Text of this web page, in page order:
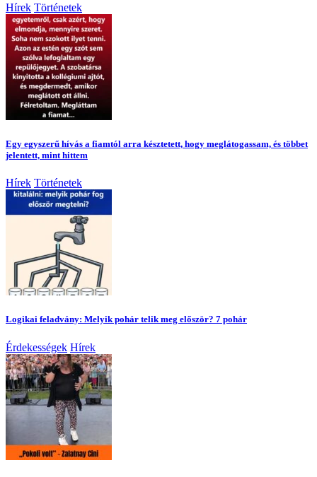
Hírek Történetek
Egy egyszerű hívás a fiamtól arra késztetett, hogy meglátogassam, és többet
jelentett, mint hittem
Hírek Történetek
Logikai feladvány: Melyik pohár telik meg először? 7 pohár
Érdekességek Hírek